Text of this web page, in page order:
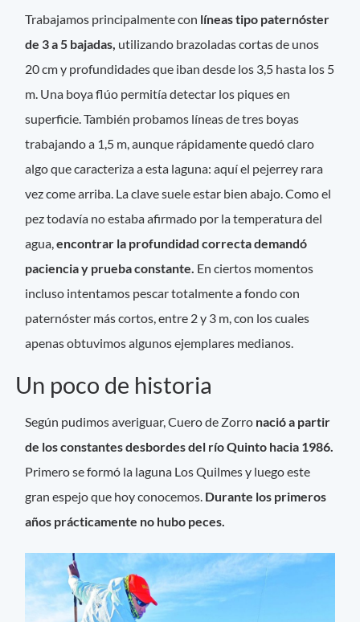
Trabajamos principalmente con líneas tipo paternóster
de 3 a 5 bajadas, utilizando brazoladas cortas de unos
20 cm y profundidades que iban desde los 3,5 hasta los 5
m. Una boya flúo permitía detectar los piques en
superficie. También probamos líneas de tres boyas
trabajando a 1,5 m, aunque rápidamente quedó claro
algo que caracteriza a esta laguna: aquí el pejerrey rara
vez come arriba. La clave suele estar bien abajo. Como el
pez todavía no estaba afirmado por la temperatura del
agua,encontrar la profundidad correcta demandó
paciencia y prueba constante. En ciertos momentos
incluso intentamos pescar totalmente a fondo con
paternóster más cortos, entre 2 y 3 m, con los cuales
apenas obtuvimos algunos ejemplares medianos.
Un poco de historia
Según pudimos averiguar, Cuero de Zorro nació a partir
de los constantes desbordes del río Quinto hacia 1986.
Primero se formó la laguna Los Quilmes y luego este
gran espejo que hoy conocemos. Durante los primeros
años prácticamente no hubo peces.